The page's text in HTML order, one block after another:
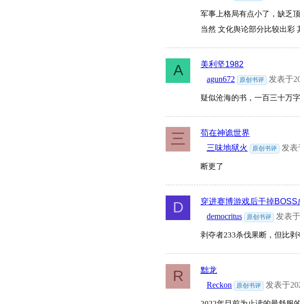
军事上格局有点小了，缺乏
当然 文化舆论部分比较出彩
A 美利坚1982
agun672 原创书评 发表于
疑似沧海的书，一百三十万
三 苟在神诡世界
三味地狱火 原创书评 发表
断更了
D 穿进赛博游戏后干掉BOSS
democritus 原创书评 发表
剥夺者233杀伐果断，但比剥
R 黜龙
Reckon 原创书评 发表于